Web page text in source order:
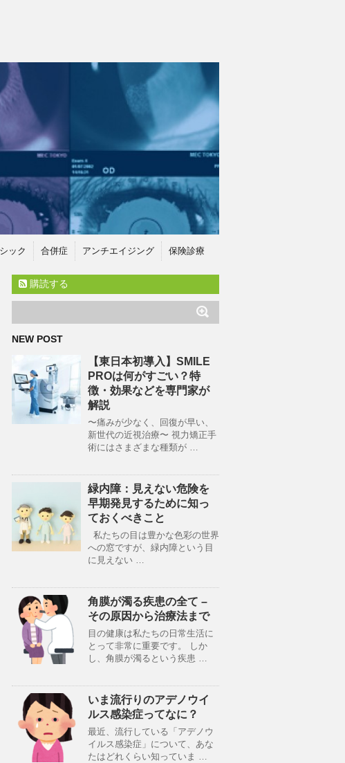
ック 合併症 アンチエイジング 保険診療
購読する
NEW POST
【東日本初導入】SMILE
PROは何がすごい？特
徴・効果などを専門家が
解説
〜痛みが少なく、回復が早い、
新世代の近視治療〜 視力矯正手
術にはさまざまな種類が …
緑内障：見えない危険を
早期発見するために知っ
ておくべきこと
私たちの目は豊かな色彩の世界
への窓ですが、緑内障という目
に見えない …
角膜が濁る疾患の全て –
その原因から治療法まで
目の健康は私たちの日常生活に
とって非常に重要です。 しか
し、角膜が濁るという疾患 …
いま流行りのアデノウイ
ルス感染症ってなに？
最近、流行している「アデノウ
イルス感染症」について、あな
たはどれくらい知っていま …